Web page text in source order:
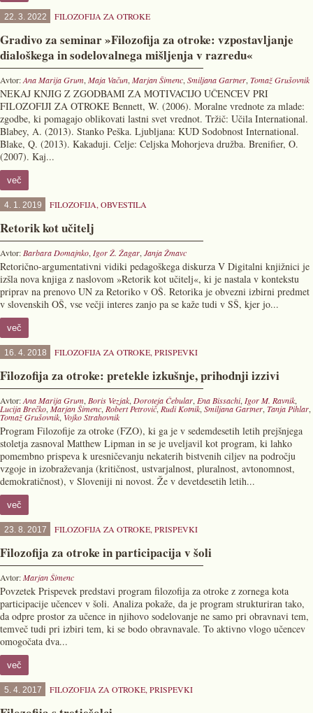
22. 3. 2022 FILOZOFIJA ZA OTROKE
Gradivo za seminar »Filozofija za otroke: vzpostavljanje
dialoškega in sodelovalnega mišljenja v razredu«
Avtor:Ana Marija Grum, Maja Vačun, Marjan Šimenc, Smiljana Gartner, Tomaž Grušovnik
NEKAJ KNJIG Z ZGODBAMI ZA MOTIVACIJO UČENCEV PRI
FILOZOFIJI ZA OTROKE Bennett, W. (2006). Moralne vrednote za mlade:
zgodbe, ki pomagajo oblikovati lastni svet vrednot. Tržič: Učila International.
Blabey, A. (2013). Stanko Peška. Ljubljana: KUD Sodobnost International.
Blake, Q. (2013). Kakaduji. Celje: Celjska Mohorjeva družba. Brenifier, O.
(2007). Kaj...
več
4. 1. 2019 FILOZOFIJA, OBVESTILA
Retorik kot učitelj
Avtor: Barbara Domajnko, Igor Ž. Žagar, Janja Žmavc
Retorično-argumentativni vidiki pedagoškega diskurza V Digitalni knjižnici je
izšla nova knjiga z naslovom »Retorik kot učitelj«, ki je nastala v kontekstu
priprav na prenovo UN za Retoriko v OŠ. Retorika je obvezni izbirni predmet
v slovenskih OŠ, vse večji interes zanjo pa se kaže tudi v SŠ, kjer jo...
več
16. 4. 2018 FILOZOFIJA ZA OTROKE, PRISPEVKI
Filozofija za otroke: pretekle izkušnje, prihodnji izzivi
Avtor:Ana Marija Grum, Boris Vezjak, Doroteja Čebular, Ena Bissachi, Igor M. Ravnik,
Lucija Brečko, Marjan Šimenc, Robert Petrovič, Rudi Kotnik, Smiljana Gartner, Tanja Pihlar,
Tomaž Grušovnik, Vojko Strahovnik
Program Filozofije za otroke (FZO), ki ga je v sedemdesetih letih prejšnjega
stoletja zasnoval Matthew Lipman in se je uveljavil kot program, ki lahko
pomembno prispeva k uresničevanju nekaterih bistvenih ciljev na področju
vzgoje in izobraževanja (kritičnost, ustvarjalnost, pluralnost, avtonomnost,
demokratičnost), v Sloveniji ni novost. Že v devetdesetih letih...
več
23. 8. 2017 FILOZOFIJA ZA OTROKE, PRISPEVKI
Filozofija za otroke in participacija v šoli
Avtor:Marjan Šimenc
Povzetek Prispevek predstavi program filozofija za otroke z zornega kota
participacije učencev v šoli. Analiza pokaže, da je program strukturiran tako,
da odpre prostor za učence in njihovo sodelovanje ne samo pri obravnavi tem,
temveč tudi pri izbiri tem, ki se bodo obravnavale. To aktivno vlogo učencev
omogočata dva...
več
5. 4. 2017 FILOZOFIJA ZA OTROKE, PRISPEVKI